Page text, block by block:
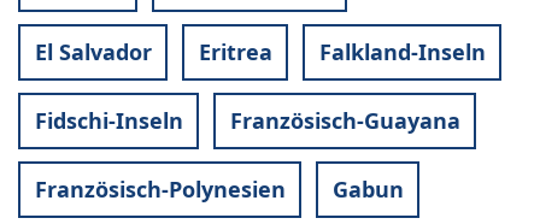
El Salvador Eritrea Falkland-Inseln
Fidschi-Inseln Französisch-Guayana
Französisch-Polynesien Gabun